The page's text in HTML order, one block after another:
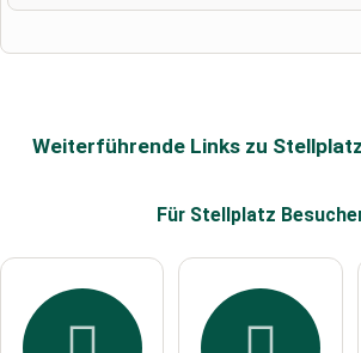
E-Mail-Adresse (wird nicht veröffentlicht)
Weiterführende Links zu
Für Stellplatz